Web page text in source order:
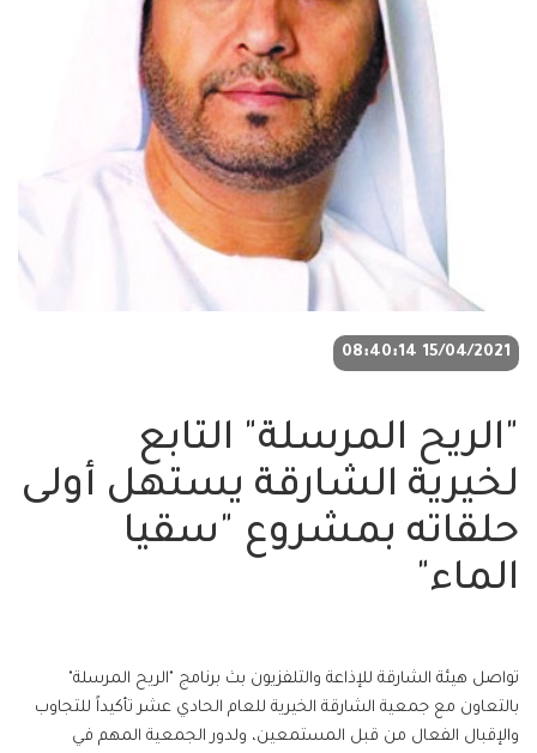
15/04/2021 08:40:14
"الريح المرسلة" التابع
لخيرية الشارقة يستهل أولى
حلقاته بمشروع "سقيا
الماء"
تواصل هيئة الشارقة للإذاعة والتلفزيون بث برنامج "الريح المرسلة"
بالتعاون مع جمعية الشارقة الخيرية للعام الحادي عشر تأكيداً للتجاوب
والإقبال الفعال من قبل المستمعين، ولدور الجمعية المهم في